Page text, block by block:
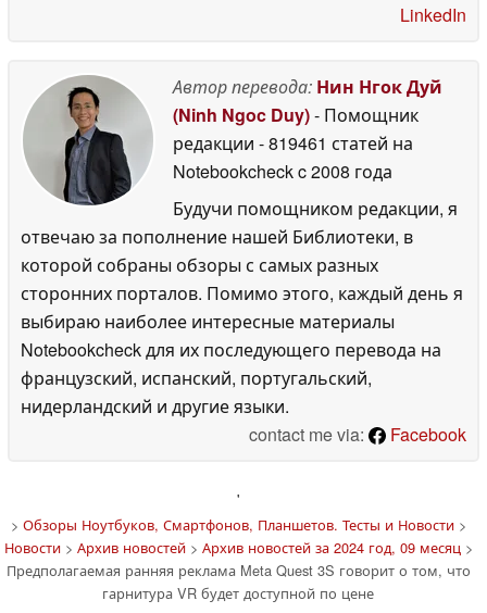
LinkedIn
Автор перевода: Нин Нгок Дуй
(Ninh Ngoc Duy)- Помощник
редакции - 819461 статей на
Notebookcheckc 2008 года
Будучи помощником редакции, я
отвечаю за пополнение нашей Библиотеки, в
которой собраны обзоры с самых разных
сторонних порталов. Помимо этого, каждый день я
выбираю наиболее интересные материалы
Notebookcheck для их последующего перевода на
французский, испанский, португальский,
нидерландский и другие языки.
contact me via:
Facebook
'
> Обзоры Ноутбуков, Смартфонов, Планшетов. Тесты и Новости>
Новости> Архив новостей> Архив новостей за 2024 год, 09 месяц >
Предполагаемая ранняя реклама Meta Quest 3S говорит о том, что
гарнитура VR будет доступной по цене